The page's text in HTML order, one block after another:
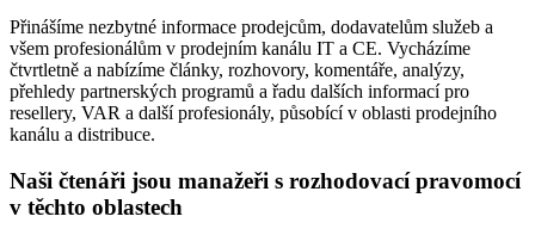
Přinášíme nezbytné informace prodejcům, dodavatelům služeb a
všem profesionálům v prodejním kanálu IT a CE. Vycházíme
čtvrtletně a nabízíme články, rozhovory, komentáře, analýzy,
přehledy partnerských programů a řadu dalších informací pro
resellery, VAR a další profesionály, působící v oblasti prodejního
kanálu a distribuce.
Naši čtenáři jsou manažeři s rozhodovací pravomocí
v těchto oblastech